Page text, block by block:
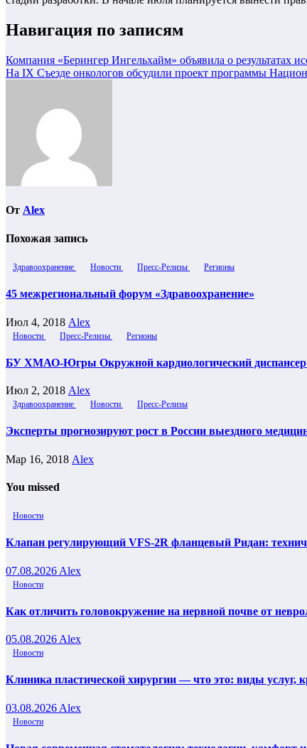
Навигация по записям
Компания «Берингер Ингельхайм» объявила о результатах
На IХ Съезде онкологов обсудили проект программы
От Alex
Похожая запись
Здравоохранение Новости Пресс-Релизы Регионы
45 межрегиональный форум «Здравоохранение»
Июл 4, 2018 Alex
Новости Пресс-Релизы Регионы
БУ ХМАО-Югры Окружной кардиологический диспансер
Июл 2, 2018 Alex
Здравоохранение Новости Пресс-Релизы
Эксперты прогнозируют рост в России выездного
Мар 16, 2018 Alex
You missed
Новости
Клапан регулирующий VFS-2R фланцевый Ридан:
07.08.2026 Alex
Новости
Как отличить головокружение на нервной почве от
05.08.2026 Alex
Новости
Клиника пластической хирургии — что это: виды услуг,
03.08.2026 Alex
Новости